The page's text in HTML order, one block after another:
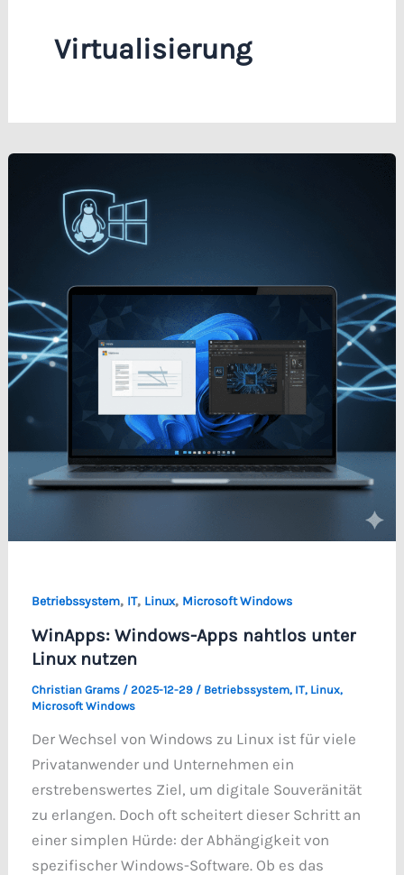
Virtualisierung
Betriebssystem, IT, Linux, Microsoft Windows
WinApps: Windows-Apps nahtlos unter
Linux nutzen
Christian Grams / 2025-12-29 / Betriebssystem, IT, Linux,
Microsoft Windows
Der Wechsel von Windows zu Linux ist für viele
Privatanwender und Unternehmen ein
erstrebenswertes Ziel, um digitale Souveränität
zu erlangen. Doch oft scheitert dieser Schritt an
einer simplen Hürde: der Abhängigkeit von
spezifischer Windows-Software. Ob es das